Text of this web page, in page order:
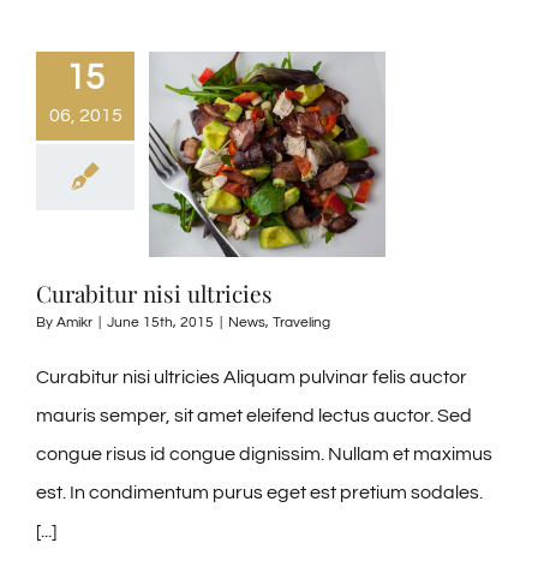
15
06, 2015
Curabitur nisi ultricies
By Amikr June 15th, 2015 News, Traveling
Curabitur nisi ultricies Aliquam pulvinar felis auctor
mauris semper, sit amet eleifend lectus auctor. Sed
congue risus id congue dignissim. Nullam et maximus
est. In condimentum purus eget est pretium sodales.
[...]